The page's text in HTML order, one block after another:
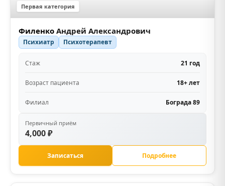
Первая категория
Филенко Андрей Александрович
Психиатр Психотерапевт
Стаж 21 год
Возраст пациента 18+ лет
Филиал Бограда 89
Первичный приём
4,000 ₽
Записаться Подробнее